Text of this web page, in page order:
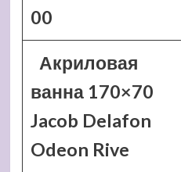
00
Акриловая
ванна 170×70
Jacob Delafon
Odeon Rive